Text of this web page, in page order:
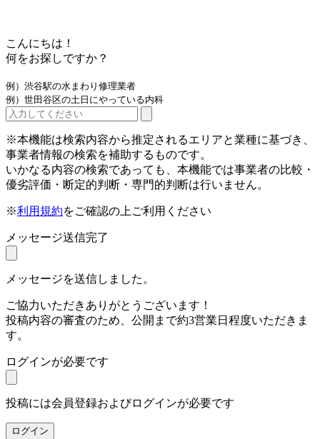
こんにちは！
何をお探しですか？
例）渋谷駅の水まわり修理業者
例）世田谷区の土日にやっている内科
※本機能は検索内容から推定されるエリアと業種に基づき、
事業者情報の検索を補助するものです。
いかなる内容の検索であっても、本機能では事業者の比較・
優劣評価・断定的判断・専門的判断は行いません。
※利用規約をご確認の上ご利用ください
メッセージ送信完了
メッセージを送信しました。
ご協力いただきありがとうございます！
投稿内容の審査のため、公開まで約3営業日程度いただきま
す。
ログインが必要です
投稿には会員登録およびログインが必要です
ログイン